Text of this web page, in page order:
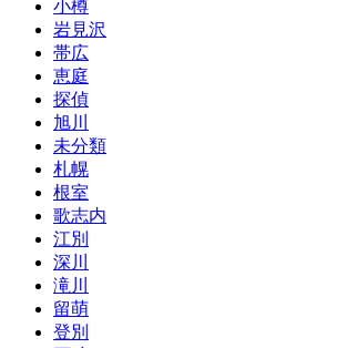
小樽
岩見沢
帯広
恵庭
探偵
旭川
未分類
札幌
根室
歌志内
江別
深川
滝川
留萌
登別